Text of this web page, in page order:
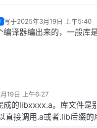
写于2025年3月19日 上午5:40
最后由 编辑
编译器编出来的，一般
19日 上午6:27
成的libxxxx.a。库文件是
直接调用.a或者.lib后缀的